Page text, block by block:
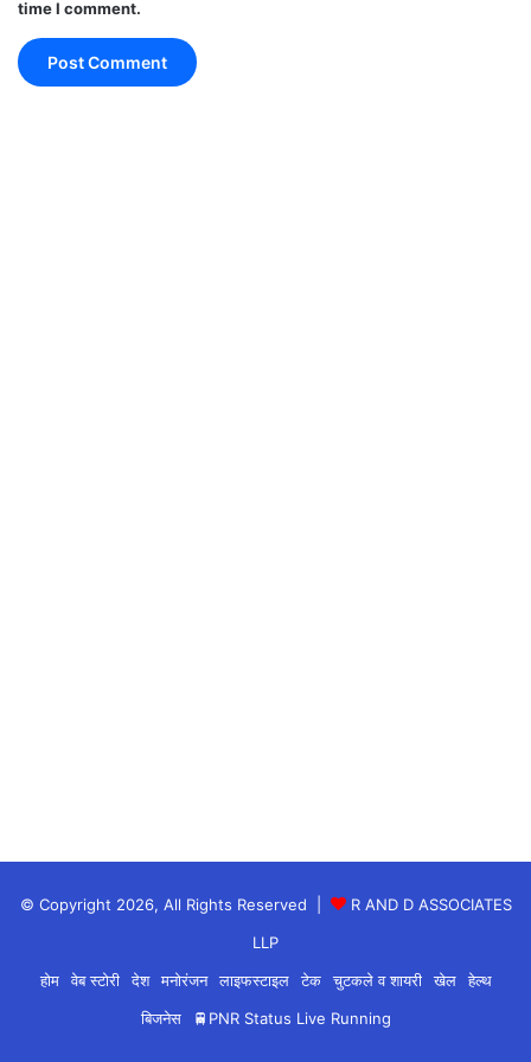
share market news
world stock market news updates in hindi
time I comment.
© Copyright 2026, All Rights Reserved |
R AND D ASSOCIATES
LLP
होम
वेब स्टोरी देश मनोरंजन लाइफस्टाइल टेक चुटकले व शायरी खेल
हेल्थ
बिजनेस
🚆PNR Status Live Running